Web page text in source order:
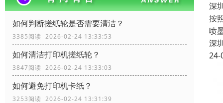
如何判断搓纸轮是否需要清洁？
3385阅读 2026-02-24 13:33:53
如何清洁打印机搓纸轮？
3847阅读 2026-02-24 13:33:03
如何避免打印机卡纸？
3253阅读 2026-02-24 13:31:39
深
按
喷
深
24-